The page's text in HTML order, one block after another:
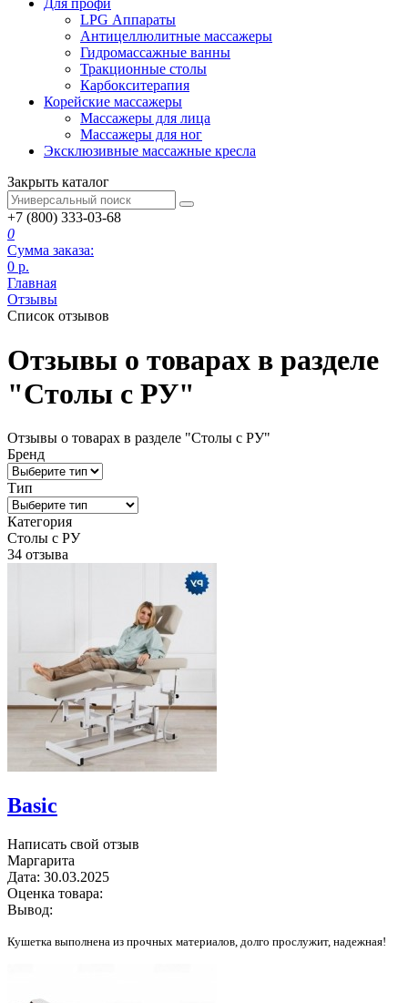
LPG Аппараты
Антицеллюлитные массажеры
Гидромассажные ванны
Тракционные столы
Карбокситерапия
Корейские массажеры
Массажеры для лица
Массажеры для ног
Эксклюзивные массажные кресла
Закрыть каталог
+7 (800) 333-03-68
0
Сумма заказа:
0 р.
Главная
Отзывы
Список отзывов
Отзывы о товарах в разделе
"Столы с РУ"
Отзывы о товарах в разделе "Столы с РУ"
Бренд
Тип
Категория
Столы с РУ
34 отзыва
Basiс
Написать свой отзыв
Маргарита
Дата: 30.03.2025
Оценка товара:
Вывод:
Кушетка выполнена из прочных материалов, долго прослужит, надежная!